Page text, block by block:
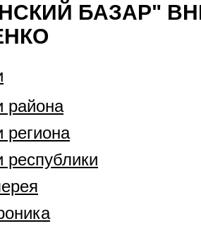
БАЗАР"
района
региона
республики